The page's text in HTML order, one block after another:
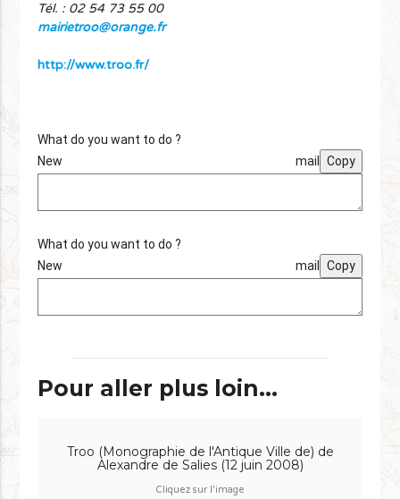
Tél. : 02 54 73 55 00
mairietroo@orange.fr
http://www.troo.fr/
What do you want to do ?
New mail Copy
What do you want to do ?
New mail Copy
Pour aller plus loin...
Troo (Monographie de l'Antique Ville de) de
Alexandre de Salies (12 juin 2008)
Cliquez sur l'image